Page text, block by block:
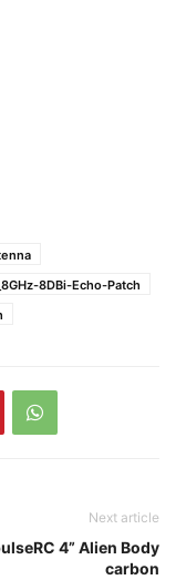
8DBi-Echo-Patch
Next article
4” Alien Body
carbon